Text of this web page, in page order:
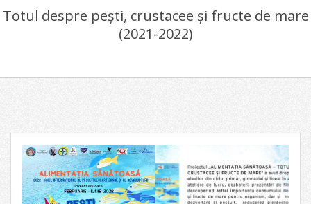
"VIILOR"
Menu
Totul despre pești, crustacee și fructe de mare
(2021-2022)